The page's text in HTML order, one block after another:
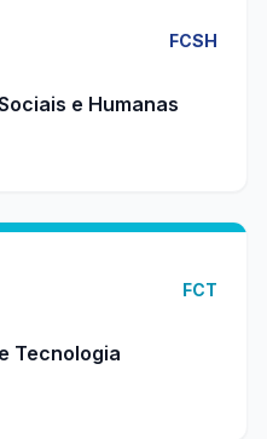
FCSH
e Humanas
FCT
Tecnologia